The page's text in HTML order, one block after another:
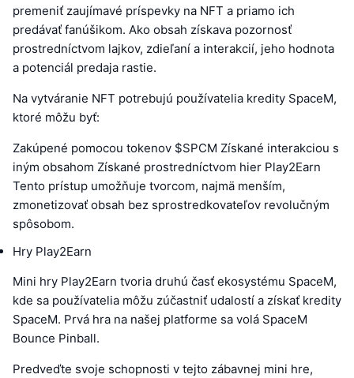
premeniť zaujímavé príspevky na NFT a priamo ich
predávať fanúšikom. Ako obsah získava pozornosť
prostredníctvom lajkov, zdieľaní a interakcií, jeho hodnota
a potenciál predaja rastie.
Na vytváranie NFT potrebujú používatelia kredity SpaceM,
ktoré môžu byť:
Zakúpené pomocou tokenov $SPCM Získané interakciou s
iným obsahom Získané prostredníctvom hier Play2Earn
Tento prístup umožňuje tvorcom, najmä menším,
zmonetizovať obsah bez sprostredkovateľov revolučným
spôsobom.
Hry Play2Earn
Mini hry Play2Earn tvoria druhú časť ekosystému SpaceM,
kde sa používatelia môžu zúčastniť udalostí a získať kredity
SpaceM. Prvá hra na našej platforme sa volá SpaceM
Bounce Pinball.
Predveďte svoje schopnosti v tejto zábavnej mini hre,